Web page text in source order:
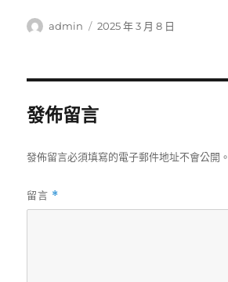
作
admin
發
2025 年 3 月 8 日
發佈留言
發佈留言必須填寫的電子郵件地址不會公開。
留言 *